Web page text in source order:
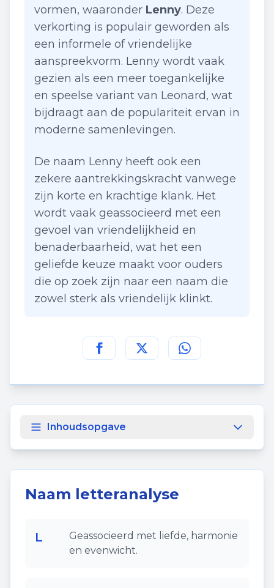
vormen, waaronder Lenny. Deze
verkorting is populair geworden als
een informele of vriendelijke
aanspreekvorm. Lenny wordt vaak
gezien als een meer toegankelijke
en speelse variant van Leonard, wat
bijdraagt aan de populariteit ervan in
moderne samenlevingen.
De naam Lenny heeft ook een
zekere aantrekkingskracht vanwege
zijn korte en krachtige klank. Het
wordt vaak geassocieerd met een
gevoel van vriendelijkheid en
benaderbaarheid, wat het een
geliefde keuze maakt voor ouders
die op zoek zijn naar een naam die
zowel sterk als vriendelijk klinkt.
Deel deze pagina op
Deel deze pagina op
Deel deze pagina
Inhoudsopgave
Naam letteranalyse
L
Geassocieerd met liefde, harmonie
en evenwicht.